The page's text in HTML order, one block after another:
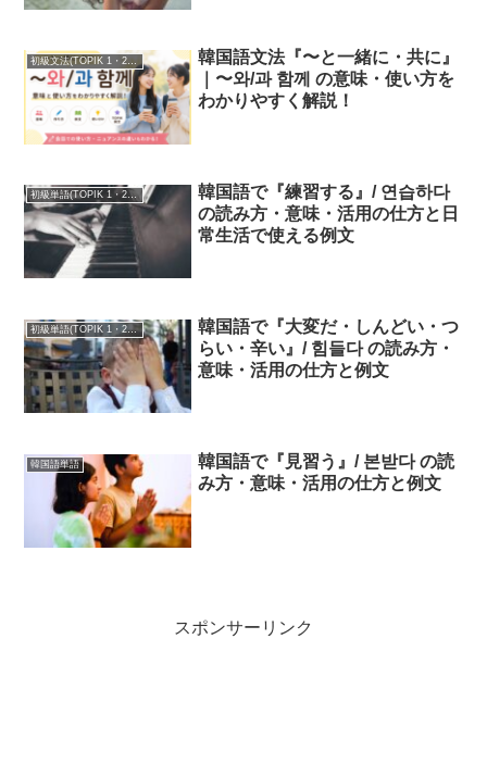
韓国語文法『〜と一緒に・共に』
｜〜와/과 함께 の意味・使い方を
わかりやすく解説！
初級単語(TOPIK 1・2級)
韓国語で『練習する』/ 연습하다
の読み方・意味・活用の仕方と日
常生活で使える例文
初級単語(TOPIK 1・2級)
韓国語で『大変だ・しんどい・つ
らい・辛い』/ 힘들다 の読み方・
意味・活用の仕方と例文
韓国語単語
韓国語で『見習う』/ 본받다 の読
み方・意味・活用の仕方と例文
スポンサーリンク